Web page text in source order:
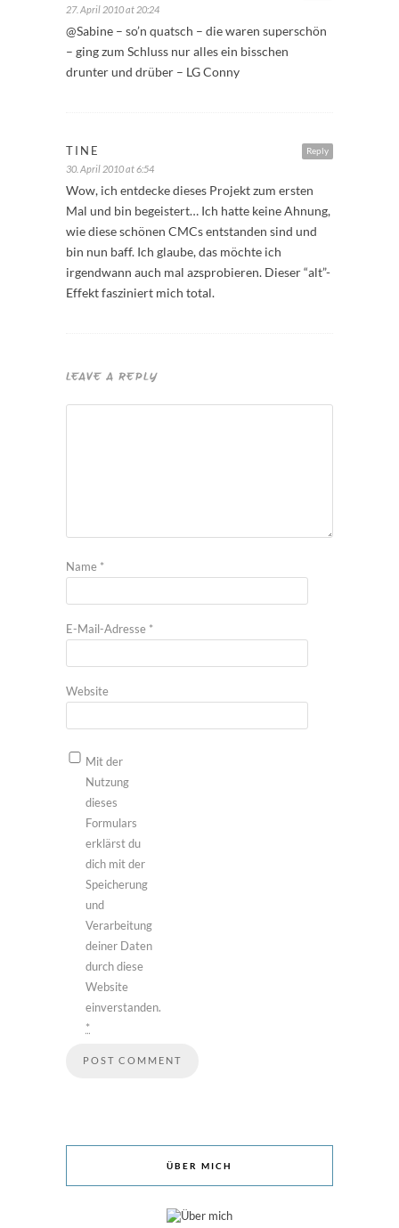
27. April 2010 at 20:24
@Sabine – so’n quatsch – die waren superschön
– ging zum Schluss nur alles ein bisschen
drunter und drüber – LG Conny
Reply
TINE
30. April 2010 at 6:54
Wow, ich entdecke dieses Projekt zum ersten
Mal und bin begeistert… Ich hatte keine Ahnung,
wie diese schönen CMCs entstanden sind und
bin nun baff. Ich glaube, das möchte ich
irgendwann auch mal azsprobieren. Dieser “alt”-
Effekt fasziniert mich total.
LEAVE A REPLY
Name *
E-Mail-Adresse *
Website
Mit der
Nutzung
dieses
Formulars
erklärst du
dich mit der
Speicherung
und
Verarbeitung
deiner Daten
durch diese
Website
einverstanden.
*
ÜBER MICH